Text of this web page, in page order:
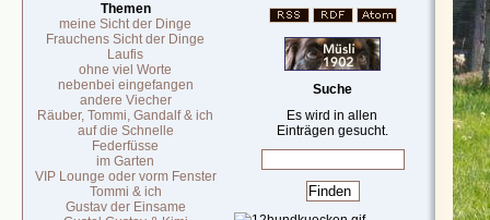
Themen
meine Sicht der Dinge
Frauchens Sicht der Dinge
Laufis
ohne viel Worte
nebenbei eingefangen
andere Viecher
Räuber, Tommi, Gandalf & ich
auf die Schnelle
Federfüsse
im Garten
VIP Lounge oder vorm Fenster
Tommi & ich
Gustav der Einsame
Suche
Es wird in allen
Einträgen gesucht.